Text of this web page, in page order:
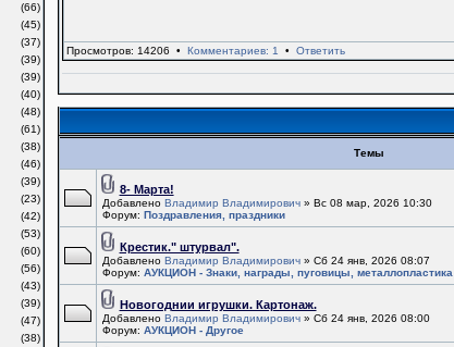
(66)
(45)
(37)
(39)
(39)
(40)
(48)
(61)
(38)
(46)
(39)
(23)
(42)
(53)
(60)
(56)
(43)
(39)
(47)
(38)
Просмотров: 14206 • Комментариев: 1 • Ответить
Темы
8- Марта!
Добавлено Владимир Владимирович» Вс 08 мар, 2026 10:30
Форум: Поздравления, праздники
Крестик." штурвал".
Добавлено Владимир Владимирович» Сб 24 янв, 2026 08:07
Форум: АУКЦИОН - Знаки, награды, пуговицы, металлопластика
Новогоднии игрушки. Картонаж.
Добавлено Владимир Владимирович» Сб 24 янв, 2026 08:00
Форум: АУКЦИОН - Другое